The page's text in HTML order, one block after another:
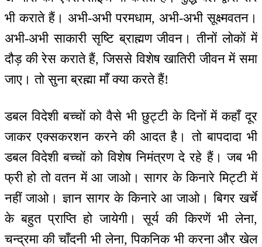
भी कराते हैं। अभी-अभी परमधाम, अभी-अभी सूक्ष्मवतन।
अभी-अभी साकारी सृष्टि ब्राह्मण जीवन। तीनों लोकों में
दौड़ की रेस कराते हैं, जिससे विशेष खातिरी जीवन में समा
जाए। तो सुना ब्रह्मा माँ क्या करते हैं!
डबल विदेशी बच्चों को वैसे भी छुट्टी के दिनों में कहाँ दूर
जाकर एक्सकरशन करने की आदत है। तो बापदादा भी
डबल विदेशी बच्चों को विशेष निमंत्रण दे रहे हैं। जब भी
फ्री हो तो वतन में आ जाओ। सागर के किनारे मिट्टी में
नहीं जाओ। ज्ञान सागर के किनारे आ जाओ। बिगर खर्चे
के बहुत प्राप्ति हो जायेगी। सूर्य की किरणें भी लेना,
चन्द्रमा की चाँदनी भी लेना, पिकनिक भी करना और खेल